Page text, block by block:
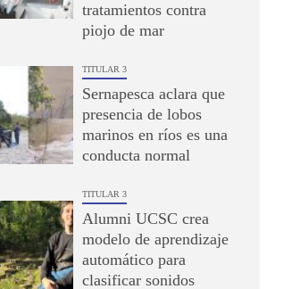
tratamientos contra
piojo de mar
TITULAR 3
Sernapesca aclara que
presencia de lobos
marinos en ríos es una
conducta normal
TITULAR 3
Alumni UCSC crea
modelo de aprendizaje
automático para
clasificar sonidos